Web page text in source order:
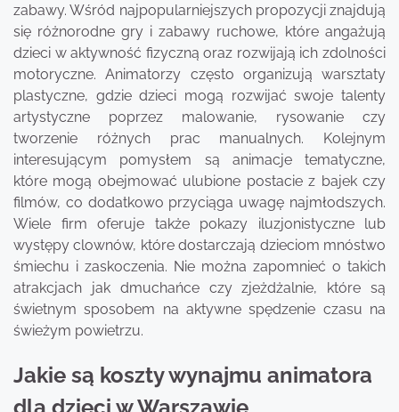
zabawy. Wśród najpopularniejszych propozycji znajdują
się różnorodne gry i zabawy ruchowe, które angażują
dzieci w aktywność fizyczną oraz rozwijają ich zdolności
motoryczne. Animatorzy często organizują warsztaty
plastyczne, gdzie dzieci mogą rozwijać swoje talenty
artystyczne poprzez malowanie, rysowanie czy
tworzenie różnych prac manualnych. Kolejnym
interesującym pomysłem są animacje tematyczne,
które mogą obejmować ulubione postacie z bajek czy
filmów, co dodatkowo przyciąga uwagę najmłodszych.
Wiele firm oferuje także pokazy iluzjonistyczne lub
występy clownów, które dostarczają dzieciom mnóstwo
śmiechu i zaskoczenia. Nie można zapomnieć o takich
atrakcjach jak dmuchańce czy zjeżdżalnie, które są
świetnym sposobem na aktywne spędzenie czasu na
świeżym powietrzu.
Jakie są koszty wynajmu animatora